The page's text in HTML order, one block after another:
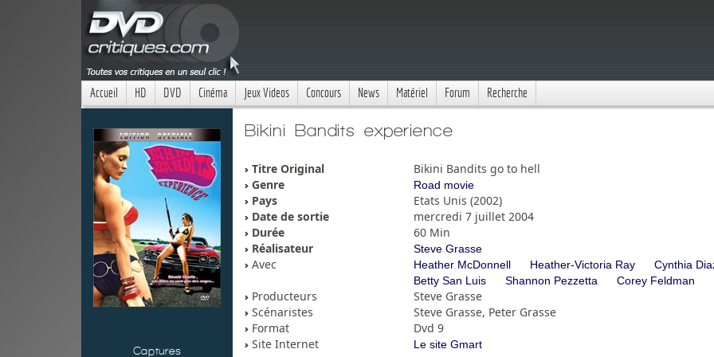
Accueil HD DVD Cinéma Jeux Videos Concours News Matériel Forum Recherche
Captures
Bikini Bandits experience
Titre Original
Bikini Bandits go to hell
Genre
Road movie
Pays
Etats Unis (2002)
Date de sortie
mercredi 7 juillet 2004
Durée
60 Min
Réalisateur
Steve Grasse
Avec Heather McDonnell Heather-Victoria Ray
Cynthia
Betty San Luis
Shannon Pezzetta Corey Feldman
Producteurs
Steve Grasse
Scénaristes
Steve Grasse, Peter Grasse
Format
Dvd 9
Site Internet
Le site Gmart